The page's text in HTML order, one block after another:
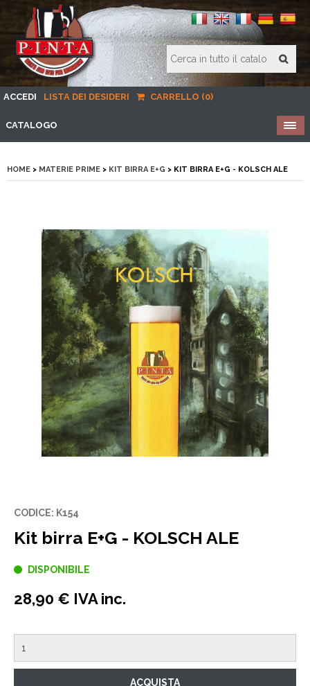
ACCEDI LISTA DEI DESIDERI CARRELLO (0)
CATALOGO
HOME > MATERIE PRIME > KIT BIRRA E+G > KIT BIRRA E+G - KOLSCH ALE
CODICE: K154
Kit birra E+G - KOLSCH ALE
DISPONIBILE
28,90 € IVA inc.